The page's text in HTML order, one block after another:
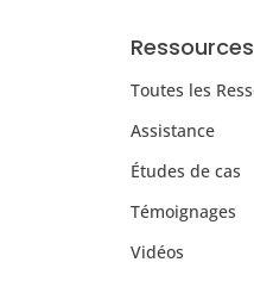
Ressources
Toutes les
Assistance
Études de cas
Témoignages
Vidéos